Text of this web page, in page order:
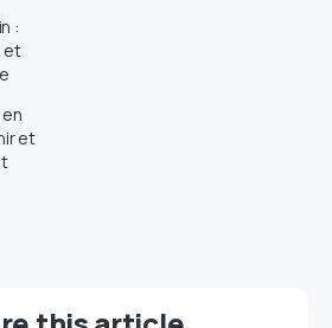
:
et
et